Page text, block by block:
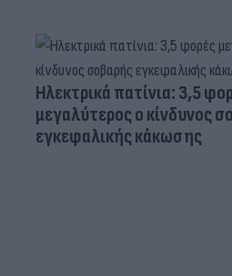
Ηλεκτρικά πατίνια: 3,5
μεγαλύτερος ο κίνδυνος
εγκεφαλικής κάκωσης